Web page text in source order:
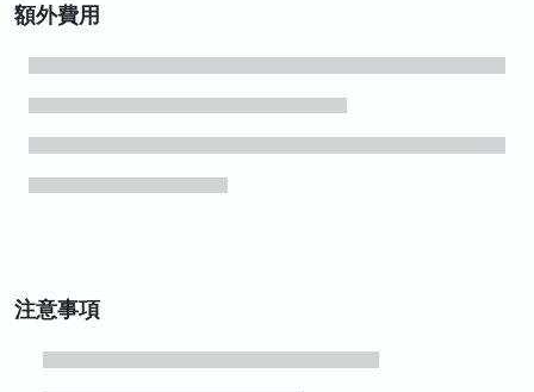
額外費用
注意事項